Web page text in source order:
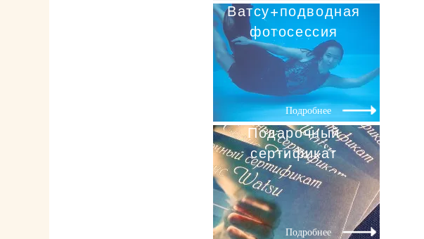
Ватсу+подводная
фотосессия
Подробнее
Подарочный
сертификат
Подробнее